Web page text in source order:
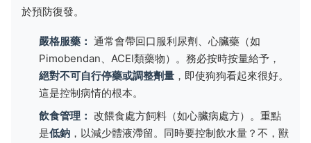
於預防復發。
嚴格服藥： 通常會帶回口服利尿劑、心臟藥（如
Pimobendan、ACEI類藥物）。務必按時按量給予，
絕對不可自行停藥或調整劑量 ，即使狗狗看起來很好。
這是控制病情的根本。
飲食管理： 改餵食處方飼料（如心臟病處方）。重點
是低鈉 ，以減少體液滯留。同時要控制飲水量？不，獸